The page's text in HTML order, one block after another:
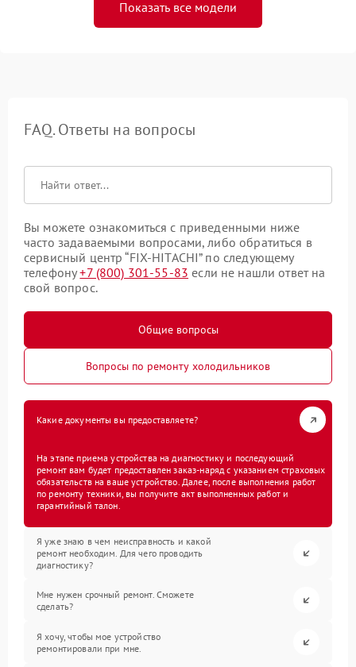
Показать все модели
FAQ. Ответы на вопросы
Вы можете ознакомиться с приведенными ниже
часто задаваемыми вопросами, либо обратиться в
сервисный центр “FIX-HITACHI” по следующему
телефону+7 (800) 301-55-83 если не нашли ответ на
свой вопрос.
Общие вопросы
Вопросы по ремонту холодильников
Какие документы вы предоставляете?
На этапе приема устройства на диагностику и последующий
ремонт вам будет предоставлен заказ-наряд с указанием страховых
обязательств на ваше устройство. Далее, после выполнения работ
по ремонту техники, вы получите акт выполненных работ и
гарантийный талон.
Я уже знаю в чем неисправность и какой
ремонт необходим. Для чего проводить
диагностику?
Мне нужен срочный ремонт. Сможете
сделать?
Я хочу, чтобы мое устройство
ремонтировали при мне.